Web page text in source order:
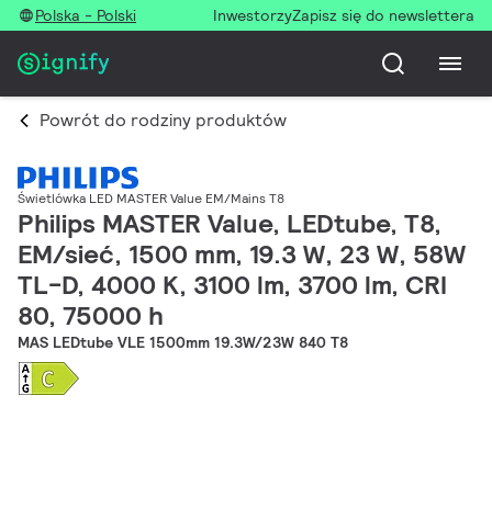
Polska - Polski InwestorzyZapisz się do newslettera
Powrót do rodziny produktów
Świetlówka LED MASTER Value EM/Mains T8
Philips MASTER Value, LEDtube, T8,
EM/sieć, 1500 mm, 19.3 W, 23 W, 58W
TL-D, 4000 K, 3100 lm, 3700 lm, CRI
80, 75000 h
MAS LEDtube VLE 1500mm 19.3W/23W 840 T8